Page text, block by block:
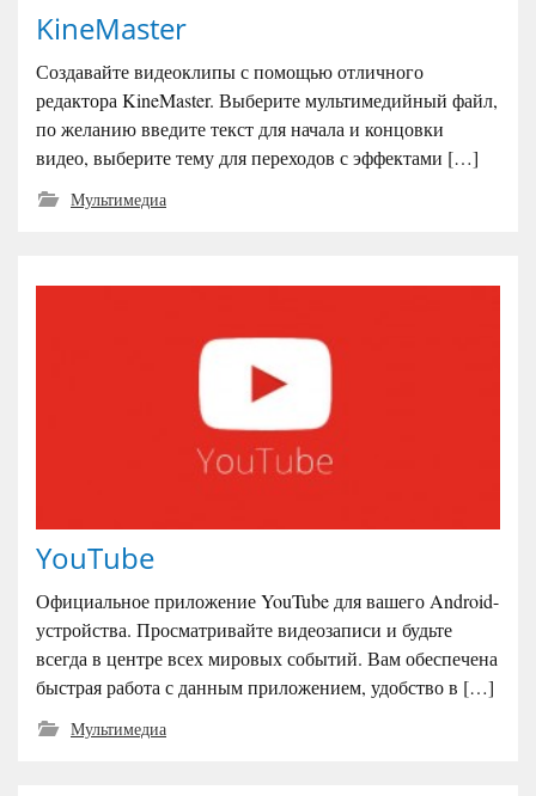
KineMaster
Создавайте видеоклипы с помощью отличного
редактора KineMaster. Выберите мультимедийный файл,
по желанию введите текст для начала и концовки
видео, выберите тему для переходов с эффектами […]
Мультимедиа
YouTube
Официальное приложение YouTube для вашего Android-
устройства. Просматривайте видеозаписи и будьте
всегда в центре всех мировых событий. Вам обеспечена
быстрая работа с данным приложением, удобство в […]
Мультимедиа